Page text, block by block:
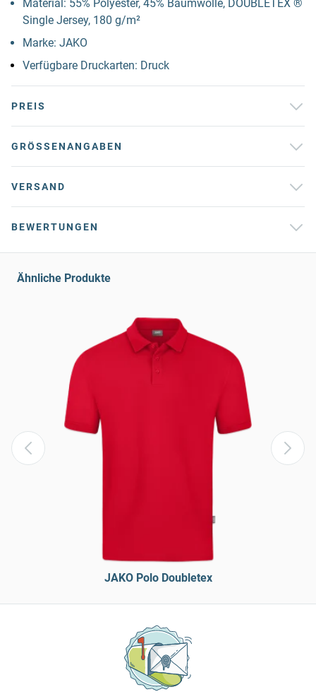
Material: 55% Polyester, 45% Baumwolle, DOUBLETEX ®
Single Jersey, 180 g/m²
Marke: JAKO
Verfügbare Druckarten: Druck
PREIS
GRÖSSENANGABEN
VERSAND
BEWERTUNGEN
Ähnliche Produkte
JAKO Polo Doubletex